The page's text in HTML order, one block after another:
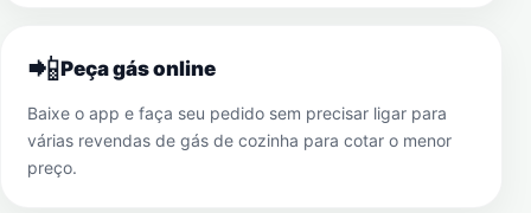
📲Peça gás online
Baixe o app e faça seu pedido sem precisar ligar para
várias revendas de gás de cozinha para cotar o menor
preço.